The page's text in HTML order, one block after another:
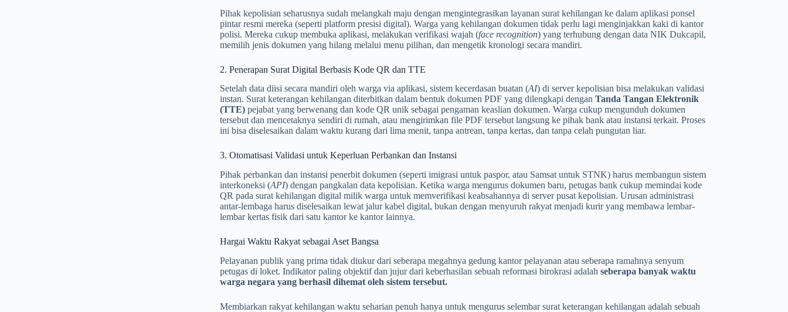
Pihak kepolisian seharusnya sudah melangkah maju dengan mengintegrasikan layanan surat kehilangan ke dalam aplikasi ponsel
pintar resmi mereka (seperti platform presisi digital). Warga yang kehilangan dokumen tidak perlu lagi menginjakkan kaki di kantor
polisi. Mereka cukup membuka aplikasi, melakukan verifikasi wajah (face recognition) yang terhubung dengan data NIK Dukcapil,
memilih jenis dokumen yang hilang melalui menu pilihan, dan mengetik kronologi secara mandiri.
2. Penerapan Surat Digital Berbasis Kode QR dan TTE
Setelah data diisi secara mandiri oleh warga via aplikasi, sistem kecerdasan buatan (AI) di server kepolisian bisa melakukan validasi
instan. Surat keterangan kehilangan diterbitkan dalam bentuk dokumen PDF yang dilengkapi dengan Tanda Tangan Elektronik
(TTE)pejabat yang berwenang dan kode QR unik sebagai pengaman keaslian dokumen. Warga cukup mengunduh dokumen
tersebut dan mencetaknya sendiri di rumah, atau mengirimkan file PDF tersebut langsung ke pihak bank atau instansi terkait. Proses
ini bisa diselesaikan dalam waktu kurang dari lima menit, tanpa antrean, tanpa kertas, dan tanpa celah pungutan liar.
3. Otomatisasi Validasi untuk Keperluan Perbankan dan Instansi
Pihak perbankan dan instansi penerbit dokumen (seperti imigrasi untuk paspor, atau Samsat untuk STNK) harus membangun sistem
interkoneksi (API) dengan pangkalan data kepolisian. Ketika warga mengurus dokumen baru, petugas bank cukup memindai kode
QR pada surat kehilangan digital milik warga untuk memverifikasi keabsahannya di server pusat kepolisian. Urusan administrasi
antar-lembaga harus diselesaikan lewat jalur kabel digital, bukan dengan menyuruh rakyat menjadi kurir yang membawa lembar-
lembar kertas fisik dari satu kantor ke kantor lainnya.
Hargai Waktu Rakyat sebagai Aset Bangsa
Pelayanan publik yang prima tidak diukur dari seberapa megahnya gedung kantor pelayanan atau seberapa ramahnya senyum
petugas di loket. Indikator paling objektif dan jujur dari keberhasilan sebuah reformasi birokrasi adalah seberapa banyak waktu
warga negara yang berhasil dihemat oleh sistem tersebut.
Membiarkan rakyat kehilangan waktu seharian penuh hanya untuk mengurus selembar surat keterangan kehilangan adalah sebuah